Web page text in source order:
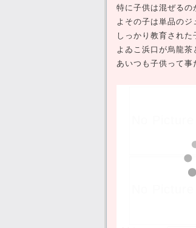
特に子供は混ぜるの
よその子は単品のジ
しっかり教育された
よゐこ浜口が烏龍茶
あいつも子供って事